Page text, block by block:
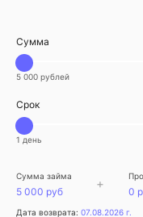
Сумма
5 000 рублей
Срок
1 день
Сумма займа
5 000 руб
+
0
Дата возврата: 07.08.2026 г.